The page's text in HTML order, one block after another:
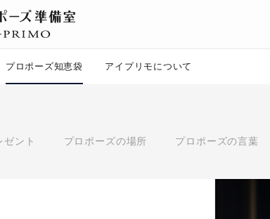
プロポーズ知恵袋 アイプリモについて
ゼント プロポーズの場所 プロポーズの言葉